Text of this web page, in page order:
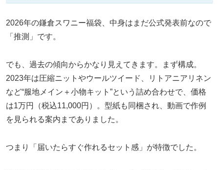
2026年の鎌倉スワニー福袋、中身はまだ公式発表前なので
「推測」です。
でも、過去の傾向からかなり見えてきます。まず構成。
2023年は圧縮ニットやウールツイード、リトアニアリネン
など“服地メイン＋小物キット”という詰め合わせで、価格
は1万円（税込11,000円）。型紙も同梱され、動画で作例
を見られる案内までありました。
つまり「届いたらすぐ作れるセット感」が特徴でした。